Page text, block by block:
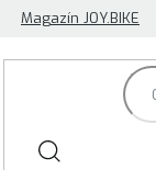
Magazín JOY.BIKE